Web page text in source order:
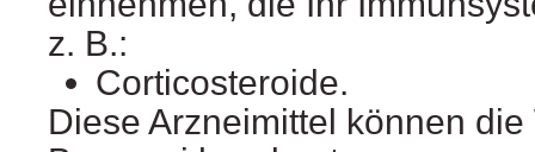
z. B.:
Corticosteroide.
Diese Arzneimittel können